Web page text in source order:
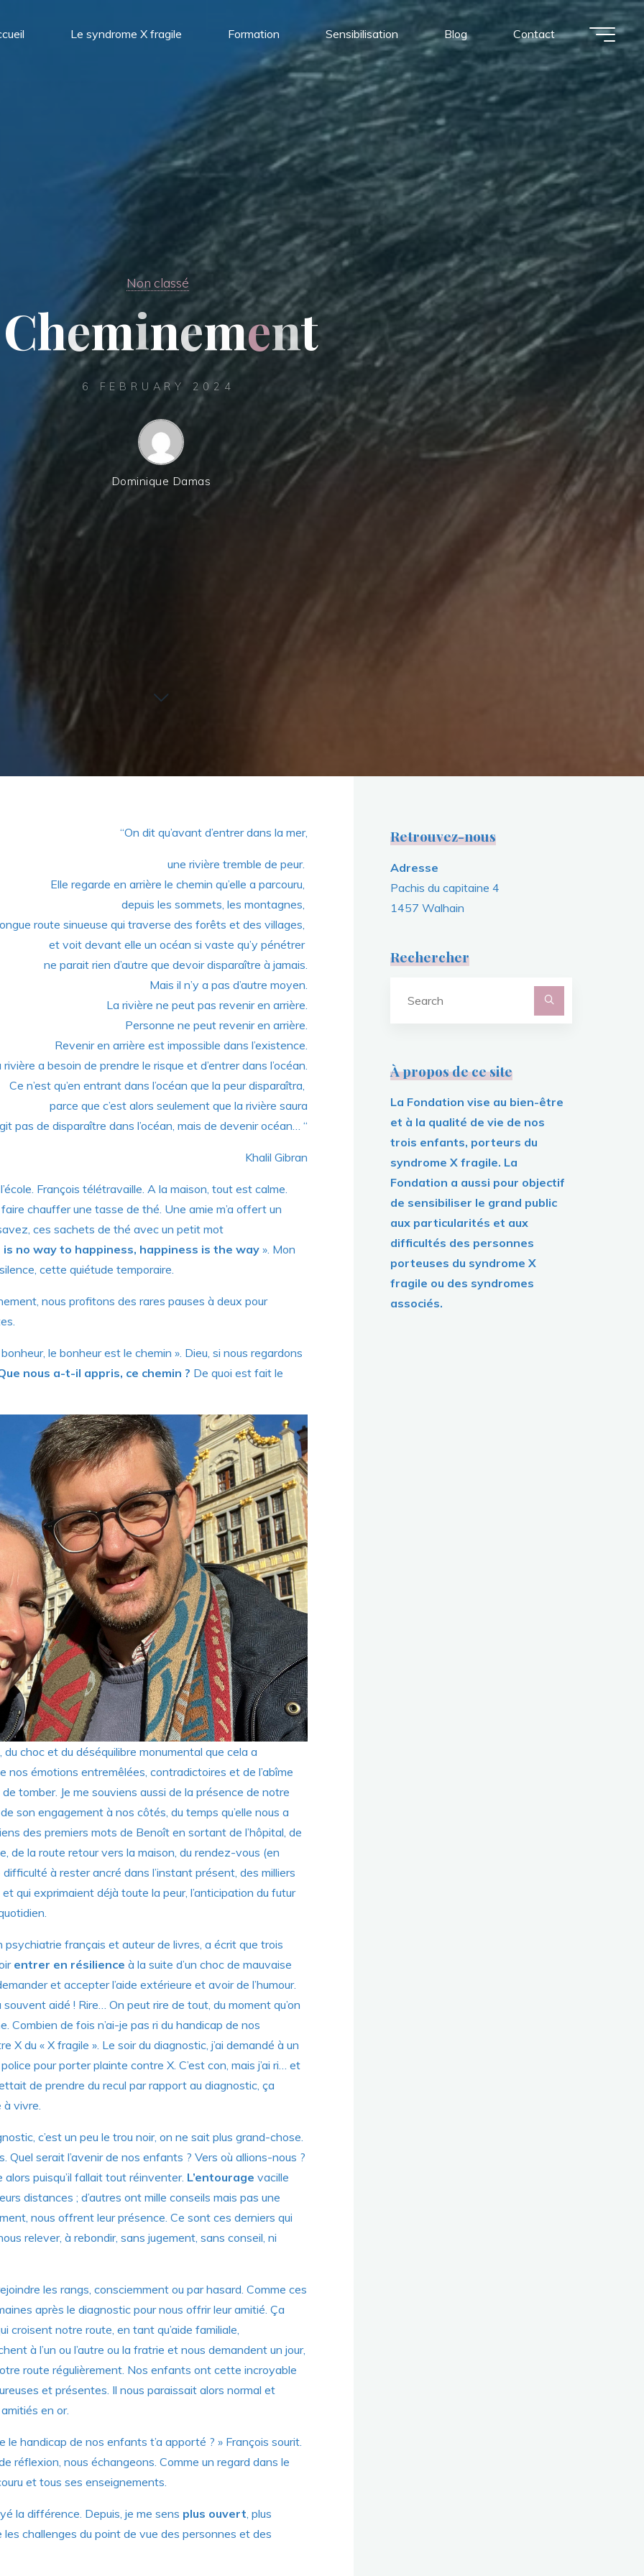
Le syndrome X fragile Formation Sensibilisation Blog Contact
Non classé
Cheminement
6 FEBRUARY 2024
Dominique Damas
“On dit qu’avant d’entrer dans la mer,
une rivière tremble de peur.
Elle regarde en arrière le chemin qu’elle a parcouru,
depuis les sommets, les montagnes,
route sinueuse qui traverse des forêts et des villages,
et voit devant elle un océan si vaste qu’y pénétrer
ne parait rien d’autre que devoir disparaître à jamais.
Mais il n’y a pas d’autre moyen.
La rivière ne peut pas revenir en arrière.
Personne ne peut revenir en arrière.
Revenir en arrière est impossible dans l’existence.
rivière a besoin de prendre le risque et d’entrer dans l’océan.
Ce n’est qu’en entrant dans l’océan que la peur disparaîtra,
parce que c’est alors seulement que la rivière saura
pas de disparaître dans l’océan, mais de devenir océan… “
Khalil Gibran
François télétravaille. A la maison, tout est calme.
chauffer une tasse de thé. Une amie m’a offert un
ces sachets de thé avec un petit mot
no way to happiness, happiness is the way ». Mon
cette quiétude temporaire.
nous profitons des rares pauses à deux pour
le bonheur est le chemin ». Dieu, si nous regardons
nous a-t-il appris, ce chemin ? De quoi est fait le
du choc et du déséquilibre monumental que cela a
nos émotions entremêlées, contradictoires et de l’abîme
tomber. Je me souviens aussi de la présence de notre
son engagement à nos côtés, du temps qu’elle nous a
des premiers mots de Benoît en sortant de l’hôpital, de
de la route retour vers la maison, du rendez-vous (en
à rester ancré dans l’instant présent, des milliers
qui exprimaient déjà toute la peur, l’anticipation du futur
psychiatrie français et auteur de livres, a écrit que trois
entrer en résilience à la suite d’un choc de mauvaise
et accepter l’aide extérieure et avoir de l’humour.
aidé ! Rire… On peut rire de tout, du moment qu’on
Combien de fois n’ai-je pas ri du handicap de nos
du « X fragile ». Le soir du diagnostic, j’ai demandé à un
pour porter plainte contre X. C’est con, mais j’ai ri… et
de prendre du recul par rapport au diagnostic, ça
vivre.
c’est un peu le trou noir, on ne sait plus grand-chose.
serait l’avenir de nos enfants ? Vers où allions-nous ?
puisqu’il fallait tout réinventer. L’entourage vacille
distances ; d’autres ont mille conseils mais pas une
nous offrent leur présence. Ce sont ces derniers qui
relever, à rebondir, sans jugement, sans conseil, ni
les rangs, consciemment ou par hasard. Comme ces
après le diagnostic pour nous offrir leur amitié. Ça
croisent notre route, en tant qu’aide familiale,
à l’un ou l’autre ou la fratrie et nous demandent un jour,
route régulièrement. Nos enfants ont cette incroyable
et présentes. Il nous paraissait alors normal et
en or.
le handicap de nos enfants t’a apporté ? » François sourit.
réflexion, nous échangeons. Comme un regard dans le
et tous ses enseignements.
la différence. Depuis, je me sens plus ouvert , plus
challenges du point de vue des personnes et des
Retrouvez-nous
Adresse
Pachis du capitaine 4
1457 Walhain
Rechercher
À propos de ce site
La Fondation vise au bien-être
et à la qualité de vie de nos
trois enfants, porteurs du
syndrome X fragile. La
Fondation a aussi pour objectif
de sensibiliser le grand public
aux particularités et aux
difficultés des personnes
porteuses du syndrome X
fragile ou des syndromes
associés.